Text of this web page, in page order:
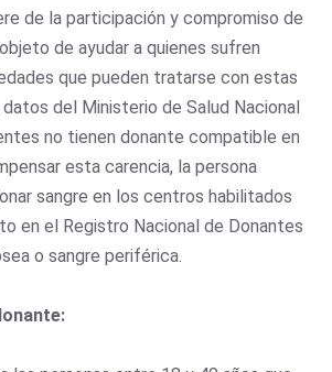
de la participación y compromiso de
de ayudar a quienes sufren
que pueden tratarse con estas
del Ministerio de Salud Nacional
no tienen donante compatible en
esta carencia, la persona
sangre en los centros habilitados
en el Registro Nacional de Donantes
o sangre periférica.